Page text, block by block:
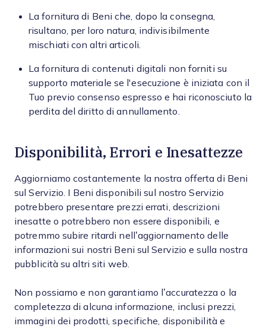
La fornitura di Beni che, dopo la consegna,
risultano, per loro natura, indivisibilmente
mischiati con altri articoli.
La fornitura di contenuti digitali non forniti su
supporto materiale se l'esecuzione è iniziata con il
Tuo previo consenso espresso e hai riconosciuto la
perdita del diritto di annullamento.
Disponibilità, Errori e Inesattezze
Aggiorniamo costantemente la nostra offerta di Beni
sul Servizio. I Beni disponibili sul nostro Servizio
potrebbero presentare prezzi errati, descrizioni
inesatte o potrebbero non essere disponibili, e
potremmo subire ritardi nell’aggiornamento delle
informazioni sui nostri Beni sul Servizio e sulla nostra
pubblicità su altri siti web.
Non possiamo e non garantiamo l’accuratezza o la
completezza di alcuna informazione, inclusi prezzi,
immagini dei prodotti, specifiche, disponibilità e